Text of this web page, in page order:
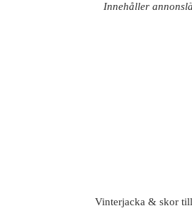
Innehåller
Vinterjacka & skor